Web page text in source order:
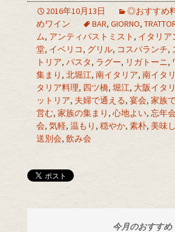
2016年10月13日
◎おすすめ
めワイン
BAR, GIORNO,
ム, アンティパストミスト , イタリア
堂, イベリコ, グリル, コスパランチ,
トリア, パスタ, ラグー, リガトーニ,
集まり , 北堀江, 南イタリア, 南イタ
タリア料理, 四ツ橋, 堀江, 大阪イタ
ットリア, 夫婦で通える, 宴会, 家族
営む, 家族の集まり , 心地よい, 忘年
会, 気軽, 温もり , 穏やか, 素朴, 美味
送別会, 飲み会
今月のおすすめ